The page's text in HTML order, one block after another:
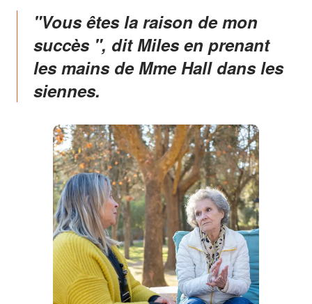
"Vous êtes la raison de mon
succès ", dit Miles en prenant
les mains de Mme Hall dans les
siennes.